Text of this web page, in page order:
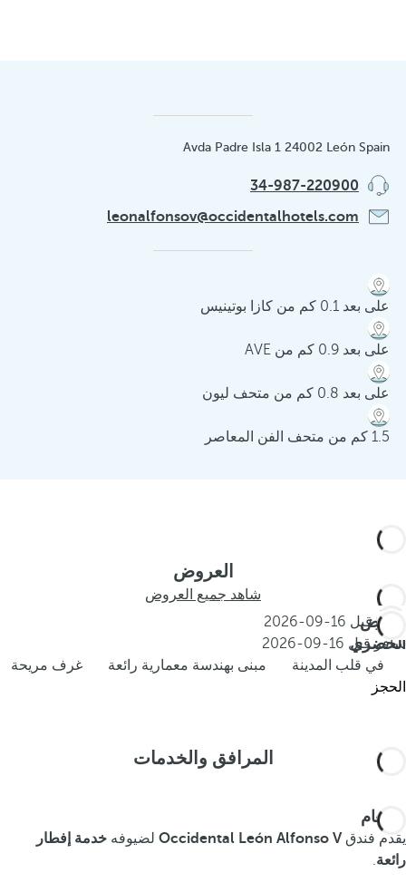
Avda Padre Isla 1 24002 León Spain
34-987-220900
leonalfonsov@occidentalhotels.com
على بعد 0.1 كم من كازا بوتينيس
على بعد 0.9 كم من AVE
على بعد 0.8 كم من متحف ليون
1.5 كم من متحف الفن المعاصر
العروض
شاهد جميع العروض
العرض
الحضري
احجز قبل 16-09-2026
سافر قبل 16-09-2026
في قلب المدينة
مبنى بهندسة معمارية رائعة
غرف مريحة
الحجز
المرافق والخدمات
الطعام
يقدم فندقOccidental León Alfonso V لضيوفه خدمة إفطار
رائعة.